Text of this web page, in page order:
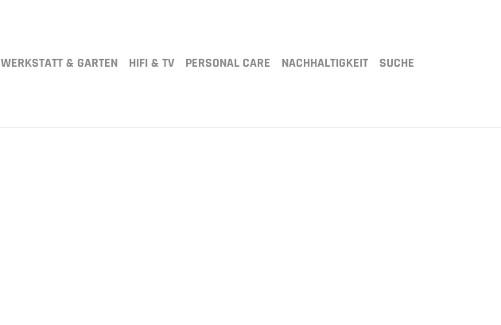
WERKSTATT & GARTEN HIFI & TV PERSONAL CARE NACHHALTIGKEIT SUCHE